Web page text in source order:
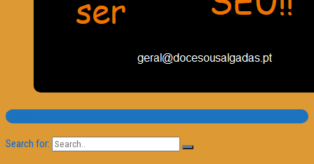
Pesquisa
Search for: